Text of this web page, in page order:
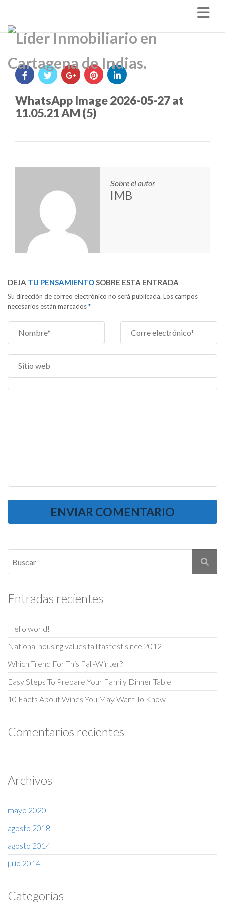
WhatsApp Image 2026-05-27 at
11.05.21 AM (5)
Sobre el autor
IMB
DEJA TU PENSAMIENTOSOBRE ESTA ENTRADA
Su dirección de correo electrónico no será publicada. Los campos
necesarios están marcados*
Entradas recientes
Hello world!
National housing values fall fastest since 2012
Which Trend For This Fall-Winter?
Easy Steps To Prepare Your Family Dinner Table
10 Facts About Wines You May Want To Know
Comentarios recientes
Archivos
mayo 2020
agosto 2018
agosto 2014
julio 2014
Categorías